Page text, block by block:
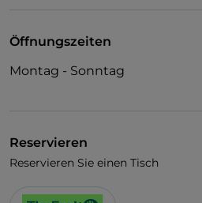
Öffnungszeiten
Montag - Sonntag
Reservieren
Reservieren Sie einen Tisch